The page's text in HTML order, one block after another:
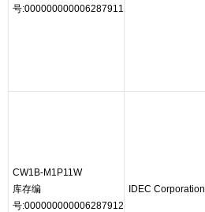
号:000000000006287911
CW1B-M1P11W
库存编
号:000000000006287912
IDEC Corporation